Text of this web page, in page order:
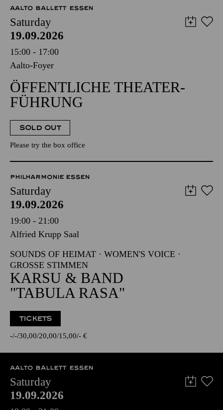
AALTO BALLETT ESSEN
Saturday
19.09.2026
15:00 - 17:00
Aalto-Foyer
ÖFFENTLICHE THEATER­
FÜHRUNG
SOLD OUT
Please try the box office
PHILHARMONIE ESSEN
Saturday
19.09.2026
19:00 - 21:00
Alfried Krupp Saal
SOUNDS OF HEIMAT · WOMEN'S VOICE ·
GROSSE STIMMEN
KARSU & BAND
"TABULA RASA"
TICKETS
- - 30,00 20,00 15,00 - €
AALTO BALLETT ESSEN
Saturday
19.09.2026